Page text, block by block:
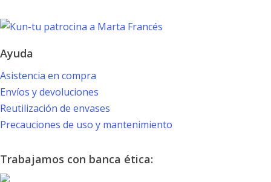
Ayuda
Asistencia en compra
Envíos y devoluciones
Reutilización de envases
Precauciones de uso y mantenimiento
Trabajamos con banca ética: